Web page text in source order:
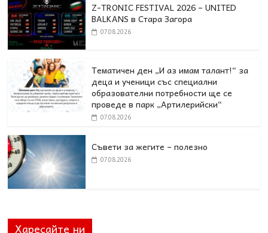
Z-TRONIC FESTIVAL 2026 – UNITED
BALKANS в Стара Загора
07.08.2026
Тематичен ден „И аз имам талант!“ за
деца и ученици със специални
образователни потребности ще се
проведе в парк „Артилерийски“
07.08.2026
Съвети за жегите – полезно
07.08.2026
Харесайте ни